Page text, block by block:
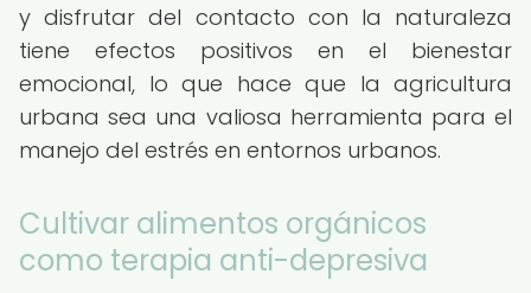
y disfrutar del contacto con la naturaleza
tiene efectos positivos en el bienestar
emocional, lo que hace que la agricultura
urbana sea una valiosa herramienta para el
manejo del estrés en entornos urbanos.
Cultivar alimentos orgánicos
como terapia anti-depresiva